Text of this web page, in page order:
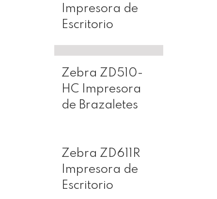
Impresora de
Escritorio
Zebra ZD510-
HC Impresora
de Brazaletes
Zebra ZD611R
Impresora de
Escritorio